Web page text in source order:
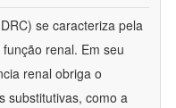
se caracteriza pela
renal. Em seu
renal obriga o
substitutivas, como a